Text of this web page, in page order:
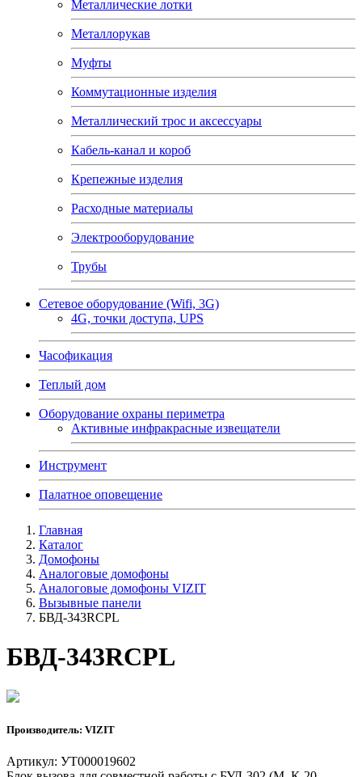
Металлические лотки
Металлорукав
Муфты
Коммутационные изделия
Металлический трос и аксессуары
Кабель-канал и короб
Крепежные изделия
Расходные материалы
Электрооборудование
Трубы
Сетевое оборудование (Wifi, 3G)
4G, точки доступа, UPS
Часофикация
Теплый дом
Оборудование охраны периметра
Активные инфракрасные извещатели
Инструмент
Палатное оповещение
Главная
Каталог
Домофоны
Аналоговые домофоны
Аналоговые домофоны VIZIT
Вызывные панели
БВД-343RCPL
БВД-343RCPL
Производитель: VIZIT
Артикул: УТ000019602